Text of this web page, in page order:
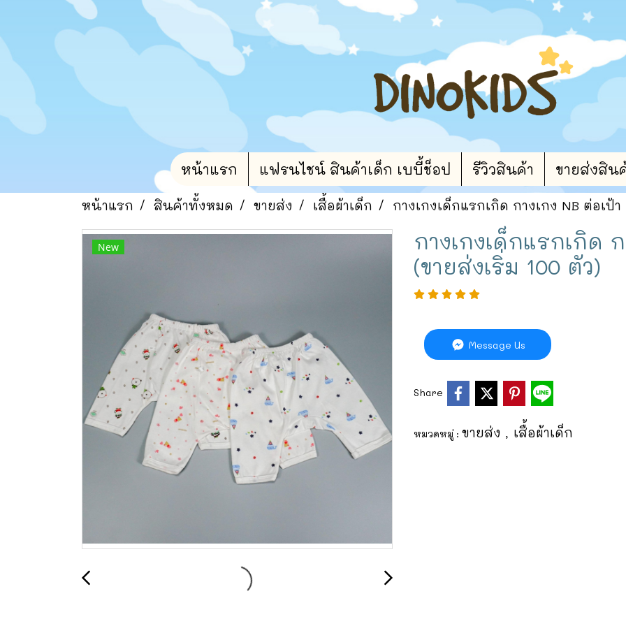
หน้าแรก แฟรนไชน์ สินค้าเด็ก เบบี้ช็อป รีวิวสินค้า ขายส่งสิน
หน้าแรก สินค้าทั้งหมด ขายส่ง เสื้อผ้าเด็ก กางเกงเด็กแรกเกิด กางเกง NB ต่อเป้
New
กางเกงเด็กแรกเกิด
(ขายส่งเริ่ม 100 ตัว)
Message Us
Share
หมวดหมู่ : ขายส่ง , เสื้อผ้าเด็ก